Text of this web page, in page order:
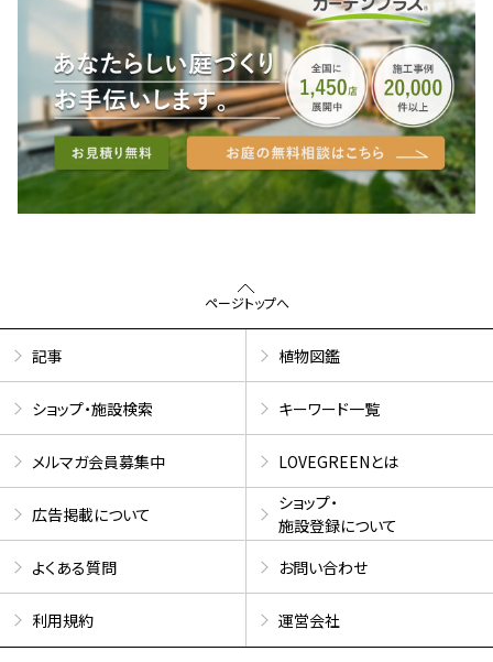
ページトップへ
記事 植物図鑑
ショップ・施設検索 キーワード一覧
メルマガ会員募集中 LOVEGREENとは
広告掲載について
ショップ・
施設登録について
よくある質問
お問い合わせ
利用規約 運営会社